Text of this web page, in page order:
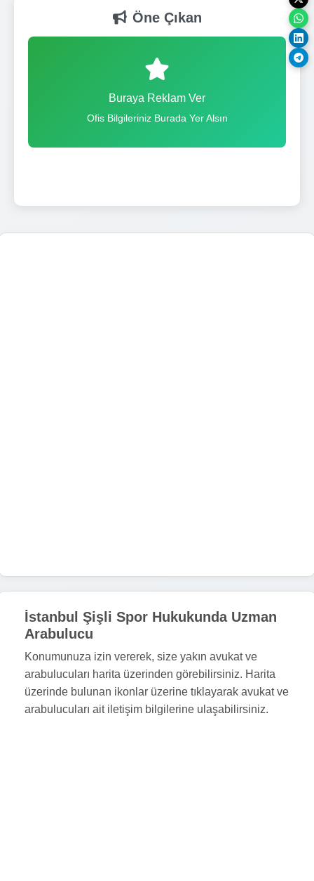
Öne Çıkan
Buraya Reklam Ver
Ofis Bilgileriniz Burada Yer Alsın
İstanbul Şişli Spor Hukukunda Uzman
Arabulucu
Konumunuza izin vererek, size yakın avukat ve
arabulucuları harita üzerinden görebilirsiniz. Harita
üzerinde bulunan ikonlar üzerine tıklayarak avukat ve
arabulucuları ait iletişim bilgilerine ulaşabilirsiniz.